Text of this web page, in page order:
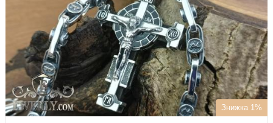
Знижка 1%